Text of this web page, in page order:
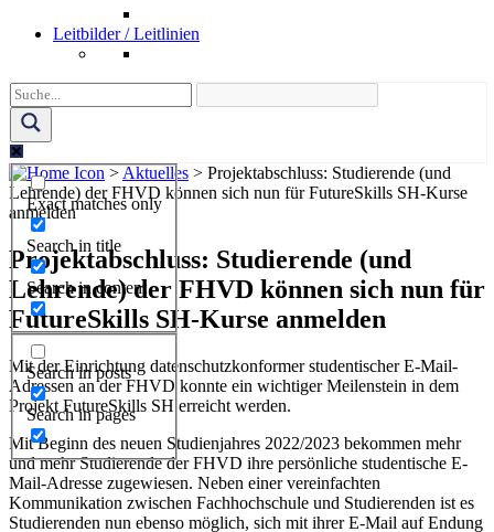
Leitbilder / Leitlinien
Exact matches only
Search in title
Search in content
Search in posts
Search in pages
> Aktuelles > Projektabschluss: Studierende (und
Lehrende) der FHVD können sich nun für FutureSkills SH-Kurse
anmelden
Projektabschluss: Studierende (und
Lehrende) der FHVD können sich nun für
FutureSkills SH-Kurse anmelden
Mit der Einrichtung datenschutzkonformer studentischer E-Mail-
Adressen an der FHVD konnte ein wichtiger Meilenstein in dem
Projekt FutureSkills SH erreicht werden.
Mit Beginn des neuen Studienjahres 2022/2023 bekommen mehr
und mehr Studierende der FHVD ihre persönliche studentische E-
Mail-Adresse zugewiesen. Neben einer vereinfachten
Kommunikation zwischen Fachhochschule und Studierenden ist es
Studierenden nun ebenso möglich, sich mit ihrer E-Mail auf Endung